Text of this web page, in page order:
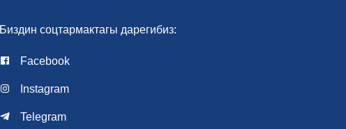
Биздин соцтармактагы дарегибиз:
Facebook
Instagram
Telegram